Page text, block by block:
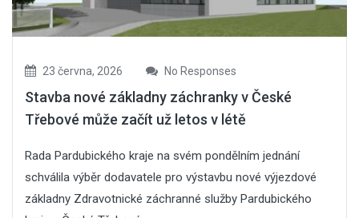
23 června, 2026 No Responses
Stavba nové základny záchranky v České
Třebové může začít už letos v létě
Rada Pardubického kraje na svém pondělním jednání
schválila výběr dodavatele pro výstavbu nové výjezdové
základny Zdravotnické záchranné služby Pardubického